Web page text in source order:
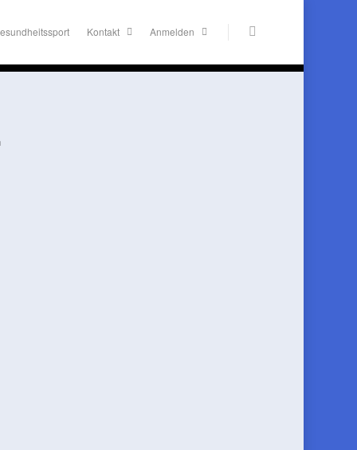
Kontakt Anmelden